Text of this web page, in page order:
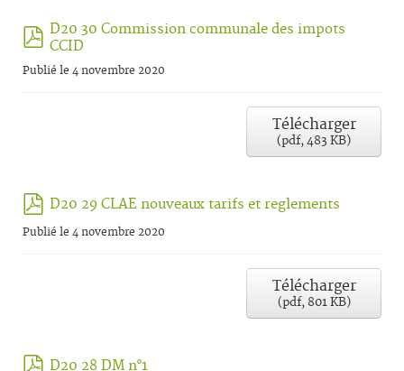
pdf
D20 30 Commission communale des impots
CCID
Publié le 4 novembre 2020
Télécharger
(pdf,483 KB)
pdf
D20 29 CLAE nouveaux tarifs et reglements
Publié le 4 novembre 2020
Télécharger
(pdf,801 KB)
pdf
D20 28 DM n°1